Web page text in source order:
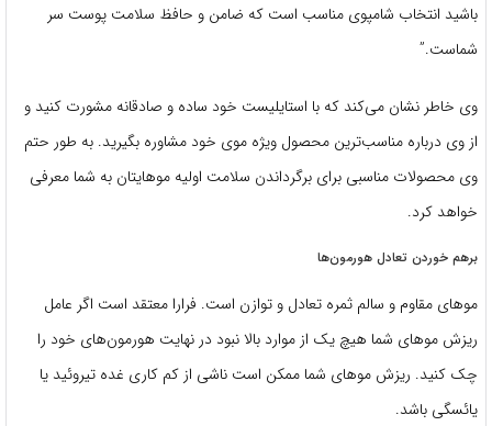
باشید انتخاب شامپوی مناسب است که ضامن و حافظ سلامت پوست سر
شماست.”
وی خاطر نشان می‌کند که با استایلیست خود ساده و صادقانه مشورت کنید و
از وی درباره مناسب‌ترین محصول ویژه موی خود مشاوره بگیرید. به طور حتم
وی محصولات مناسبی برای برگرداندن سلامت اولیه موهایتان به شما معرفی
خواهد کرد.
برهم خوردن تعادل هورمون‌ها
موهای مقاوم و سالم ثمره تعادل و توازن است. فرارا معتقد است اگر عامل
ریزش موهای شما هیچ‌ یک از موارد بالا نبود در نهایت هورمون‌های خود را
چک کنید. ریزش موهای شما ممکن است ناشی از کم کاری غده تیروئید یا
یائسگی باشد.